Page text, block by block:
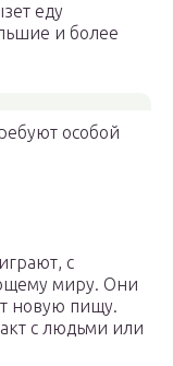
еду
и более
особой
с
миру. Они
новую пищу.
с людьми или